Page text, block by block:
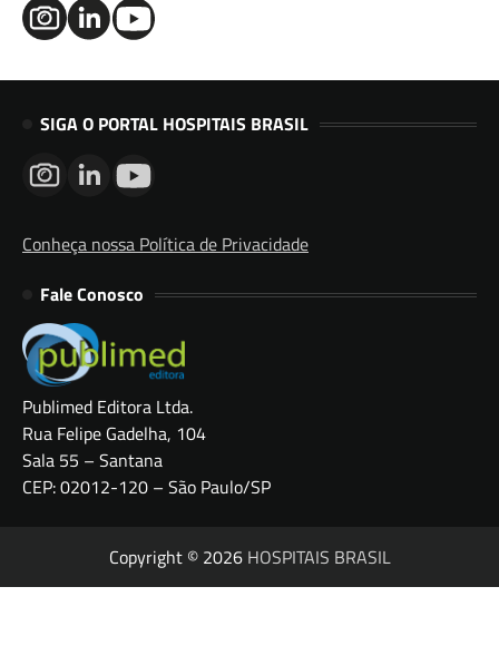
SIGA O PORTAL HOSPITAIS BRASIL
Conheça nossa Política de Privacidade
Fale Conosco
Publimed Editora Ltda.
Rua Felipe Gadelha, 104
Sala 55 – Santana
CEP: 02012-120 – São Paulo/SP
Copyright © 2026 HOSPITAIS BRASIL